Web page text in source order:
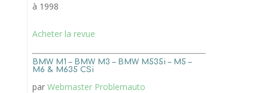
à 1998
Acheter la revue
BMW M1 – BMW M3 – BMW M535i – M5 –
M6 & M635 CSi
par Webmaster Problemauto